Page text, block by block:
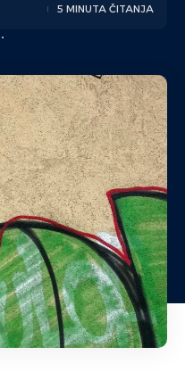
5 MINUTA ČITANJA